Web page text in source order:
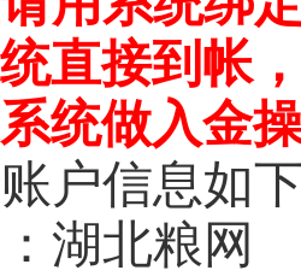
直接到帐
统做入金
户信息如
湖北粮网